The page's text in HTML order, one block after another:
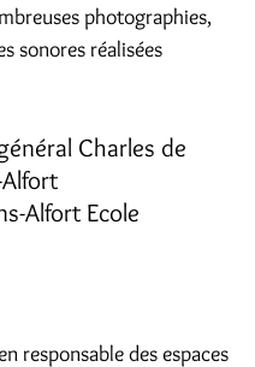
photographies,
sonores réalisées
Charles de
Alfort Ecole
responsable des espaces